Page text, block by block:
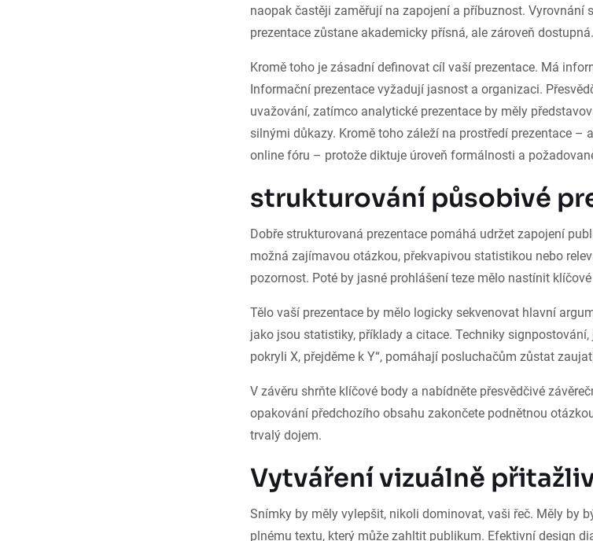
naopak častěji zaměřují na zapojení a příbuznost. Vyrovnání
prezentace zůstane akademicky přísná, ale zároveň dostupná.
Kromě toho je zásadní definovat cíl vaší prezentace. Má
Informační prezentace vyžadují jasnost a organizaci.
uvažování, zatímco analytické prezentace by měly
silnými důkazy. Kromě toho záleží na prostředí prezentace –
online fóru – protože diktuje úroveň formálnosti a
strukturování působivé
Dobře strukturovaná prezentace pomáhá udržet zapojení
možná zajímavou otázkou, překvapivou statistikou nebo
pozornost. Poté by jasné prohlášení teze mělo nastínit klíčové
Tělo vaší prezentace by mělo logicky sekvenovat hlavní
jako jsou statistiky, příklady a citace. Techniky
pokryli X, přejděme k Y“, pomáhají posluchačům zůstat
V závěru shrňte klíčové body a nabídněte přesvědčivé
opakování předchozího obsahu zakončete podnětnou
trvalý dojem.
Vytváření vizuálně
Snímky by měly vylepšit, nikoli dominovat, vaši řeč. Měly by
plnému textu, který může zahltit publikum. Efektivní design